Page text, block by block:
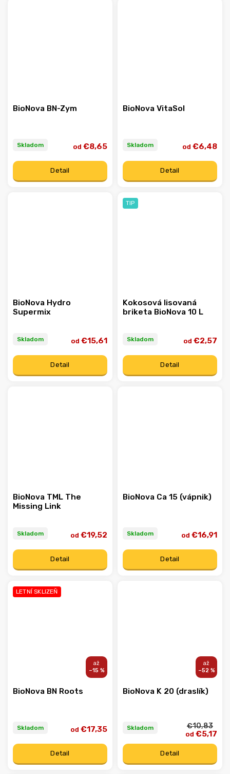
BioNova BN-Zym
Skladom od €8,65
Detail
BioNova VitaSol
Skladom od €6,48
Detail
BioNova Hydro
Supermix
Skladom od €15,61
Detail
TIP
Kokosová lisovaná
briketa BioNova 10 L
Skladom od €2,57
Detail
BioNova TML The
Missing Link
Skladom od €19,52
Detail
BioNova Ca 15 (vápnik)
Skladom od €16,91
Detail
LETNÍ SKLIZEŇ
–15 %
BioNova BN Roots
Skladom od €17,35
Detail
–52 %
BioNova K 20 (draslík)
Skladom €10,83
od €5,17
Detail